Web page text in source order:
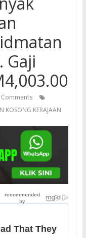
Gaji
Comments
KOSONG KERAJAAN